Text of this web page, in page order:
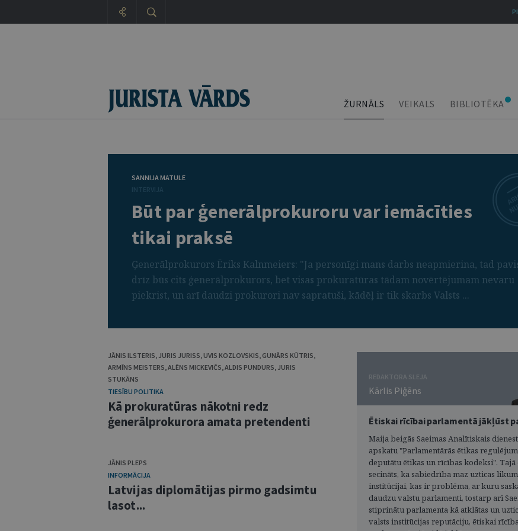
ŽURNĀLS VEIKALS BIBLIOTĒKA
SANNIJA MATULE
Būt par ģenerālprokuroru var iemācīties
tikai praksē
Ģenerālprokurors Ēriks Kalnmeiers: "Ja personīgi mans darbs neapmierina, tad
drīz būs cits ģenerālprokurors, bet visas prokuratūras tādam novērtējumam nevaru
piekrist, un arī daudzi prokurori nav sapratuši, kādēļ ir tik skarbs Valsts ...
JĀNIS ILSTERIS, JURIS JURISS,UVIS KOZLOVSKIS, GUNĀRS KŪTRIS,
ARMĪNS MEISTERS,ALĒNS MICKEVIČS,ALDIS PUNDURS, JURIS
STUKĀNS
TIESĪBU POLITIKA
Kā prokuratūras nākotni redz
ģenerālprokurora amata pretendenti
JĀNIS PLEPS
INFORMĀCIJA
Latvijas diplomātijas pirmo gadsimtu
lasot...
REDAKTORA SLEJA
Kārlis Piģēns
Ētiskai rīcībai parlamentā jākļūst
Maija beigās Saeimas Analītiskais
apskatu "Parlamentārās ētikas
deputātu ētikas un rīcības kodeksi". Tajā
secināts, ka sabiedrība maz uzticas
institūcijai, kas ir problēma, ar kuru
daudzu valstu parlamenti, tostarp arī
stiprinātu parlamenta kā atklātas un
valsts institūcijas reputāciju, ētiskai